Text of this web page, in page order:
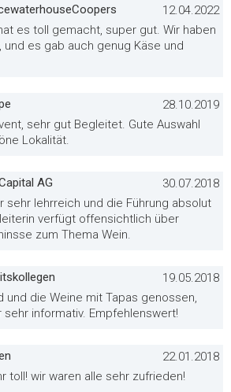
12.04.2022
es toll gemacht, super gut. Wir haben
es gab auch genug Käse und
28.10.2019
sehr gut Begleitet. Gute Auswahl
Lokalität.
AG
30.07.2018
sehr lehrreich und die Führung absolut
verfügt offensichtlich über
zum Thema Wein.
19.05.2018
und die Weine mit Tapas genossen,
sehr informativ. Empfehlenswert!
22.01.2018
toll! wir waren alle sehr zufrieden!